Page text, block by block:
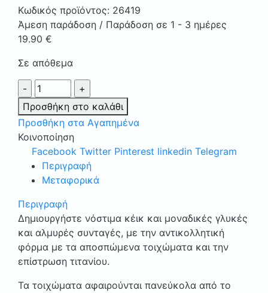
Κωδικός προϊόντος: 26419
Άμεση παράδοση / Παράδοση σε 1 - 3 ημέρες
19.90 €
Σε απόθεμα
ΑΝΤΙΚΟΛΛΗΤΙΚΗ
ΚΟΚΚΙΝΗ
ΣΤΡΟΓΓΥΛΗ
ΦΟΡΜΑ
ΚΕΙΚ
28
CM
BH-
7867
ποσότητα
Προσθήκη στο καλάθι
Προσθήκη στα Αγαπημένα
Κοινοποίηση
Facebook Twitter Pinterest linkedin Telegram
Περιγραφή
Μεταφορικά
Περιγραφή
Δημιουργήστε νόστιμα κέικ και μοναδικές γλυκές
και αλμυρές συνταγές, με την αντικολλητική
φόρμα με τα αποσπώμενα τοιχώματα και την
επίστρωση τιτανίου.
Τα τοιχώματα αφαιρούνται πανεύκολα από το